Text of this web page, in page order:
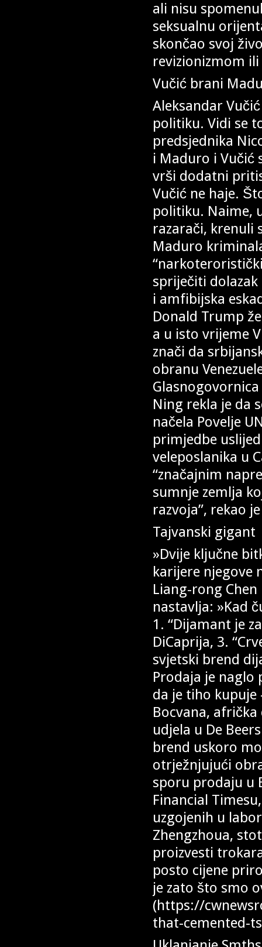
ali nisu
seksualnu
skončao svoj
revizionizmom
Vučić brani
Aleksandar
politiku. Vidi se
predsjednika
i Maduro i Vučić
vrši dodatni
Vučić ne haje.
politiku. Naime,
razarači, krenuli
Maduro
spriječiti dolazak
i amfibijska
Donald Trump
a u isto vrijeme
znači da
obranu
Ning rekla je da
načela Povelje
primjedbe
veleposlanika u
“značajnim
sumnje zemlja
razvoja”, rekao
Tajvanski gigant
»Dvije ključne
karijere njegove
Liang-rong Chen
nastavlja: »Kad
1. “Dijamant je
DiCaprija, 3.
svjetski brend
Prodaja je
da je tiho kupuje
Bocvana,
udjela u De
brend uskoro
otrježnjujući
sporu prodaju u
Financial
uzgojenih u
Zhengzhoua,
proizvesti
posto cijene
je zato što smo
(https://
that-cemented-